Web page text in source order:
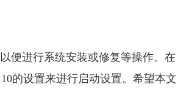
便进行系统安装或修复等操作。在
的设置来进行启动设置。希望本文